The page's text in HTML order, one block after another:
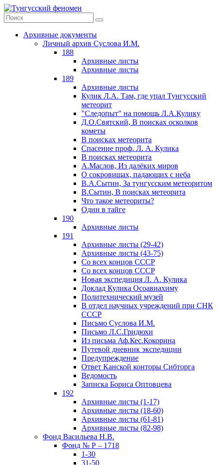
Архивные документы
Личный архив Суслова И.М.
188
Архивные листы
Архивные листы
189
Архивные листы
Кулик Л.А. Там, где упал Тунгусский
метеорит
"Следопыт" на помощь Л.А.Кулику
Д.О.Святский, В поисках осколков
кометы
В поисках метеорита
Спасение проф. Л. А. Кулика
В поисках метеорита
А.Маслов, Из далёких миров
О сокровищах, падающих с неба
В.А.Сытин, За тунгусским метеоритом
В.Сытин, В поисках метеорита
Что такое метеориты?
Один в тайге
190
Архивные листы
191
Архивные листы (29-42)
Архивные листы (43-75)
Со всех концов СССР
Со всех концов СССР
Новая экспедиция Л. А. Кулика
Доклад Кулика Осоавиахиму
Политехнический музей
В отдел научных учреждений при СНК
СССР
Письмо Суслова И.М.
Письмо Л.С.Гридюхи
Из письма Аф.Кес.Кокорина
Путевой дневник экспедиции
Предупреждение
Ответ Канской конторы Сибторга
Ведомость
Записка Бориса Оптовцева
192
Архивные листы (1-17)
Архивные листы (18-60)
Архивные листы (61-81)
Архивные листы (82-98)
Фонд Васильева Н.В.
Фонд № Р – 1718
1-30
31-50